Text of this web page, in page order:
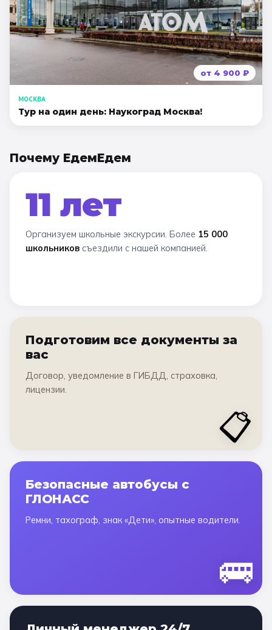
от 4 900 ₽
МОСКВА
Тур на один день: Наукоград Москва!
Почему ЕдемЕдем
11 лет
Организуем школьные экскурсии. Более 15 000
школьников съездили с нашей компанией.
Подготовим все документы за
вас
Договор, уведомление в ГИБДД, страховка,
лицензии.
📋
Безопасные автобусы с
ГЛОНАСС
Ремни, тахограф, знак «Дети», опытные водители.
🚌